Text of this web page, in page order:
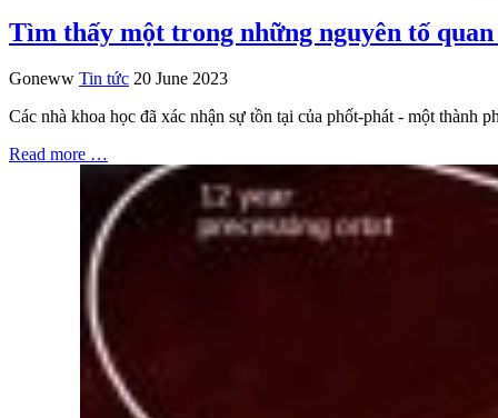
Tìm thấy một trong những nguyên tố
Goneww Tin tức 20 June 2023
Các nhà khoa học đã xác nhận sự tồn tại của phốt-phát - một thành
Read more …